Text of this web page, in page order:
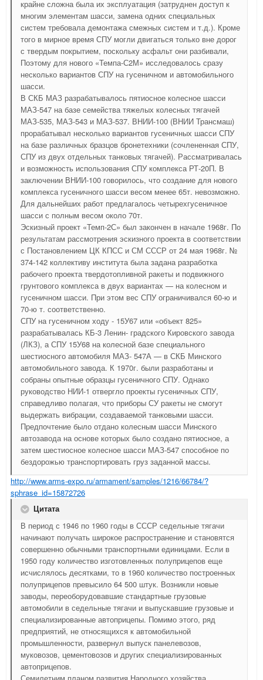
крайне сложна была их эксплуатация (затруднен доступ к
многим элементам шасси, замена одних специальных
систем требовала демонтажа смежных систем и т.д.). Кроме
того в мирное время СПУ могли двигаться только вне дорог
с твердым покрытием, поскольку асфальт они разбивали,
Поэтому для нового «Темпа-С2М» исследовалось сразу
несколько вариантов СПУ на гусеничном и автомобильного
шасси.
В СКБ МАЗ разрабатывалось пятиосное колесное шасси
МАЗ-547 на базе семейства тяжелых колесных тягачей
МАЗ-535, МАЗ-543 и МАЗ-537. ВНИИ-100 (ВНИИ Трансмаш)
прорабатывал несколько вариантов гусеничных шасси СПУ
на базе различных бразцов бронетехники (сочлененная СПУ,
СПУ из двух отдельных танковых тягачей). Рассматривалась
и возможность использования СПУ комплекса РТ-20П. В
заключении ВНИИ-100 говорилось, что создание для нового
комплекса гусеничного шасси весом менее 65т. невозможно.
Для дальнейших работ предлагалось четырехгусеничное
шасси с полным весом около 70т.
Эскизный проект «Темп-2С» был закончен в начале 1968г. По
результатам рассмотрения эскизного проекта в соответствии
с Постановлением ЦК КПСС и СМ СССР от 24 мая 1968г. №
374-142 коллективу института была задана разработка
рабочего проекта твердотопливной ракеты и подвижного
грунтового комплекса в двух вариантах — на колесном и
гусеничном шасси. При этом вес СПУ ограничивался 60-ю и
70-ю т. соответственно.
СПУ на гусеничном ходу - 15У67 или «объект 825»
разрабатывалась КБ-3 Ленин- градского Кировского завода
(ЛКЗ), а СПУ 15У68 на колесной базе специального
шестиосного автомобиля МАЗ- 547А — в СКБ Минского
автомобильного завода. К 1970г. были разработаны и
собраны опытные образцы гусеничного СПУ. Однако
руководство НИИ-1 отвергло проекты гусеничных СПУ,
справедливо полагая, что приборы СУ ракеты не смогут
выдержать вибрации, создаваемой танковыми шасси.
Предпочтение было отдано колесным шасси Минского
автозавода на основе которых было создано пятиосное, а
затем шестиосное колесное шасси МАЗ-547 способное по
бездорожью транспортировать груз заданной массы.
http://www.arms-expo.ru/armament/samples/1216/66784/?
sphrase_id=15872726
Цитата
В период с 1946 по 1960 годы в СССР седельные тягачи
начинают получать широкое распространение и становятся
совершенно обычными транспортными единицами. Если в
1950 году количество изготовленных полуприцепов еще
исчислялось десятками, то в 1960 количество построенных
полуприцепов превысило 64 500 штук. Возникли новые
заводы, переоборудовавшие стандартные грузовые
автомобили в седельные тягачи и выпускавшие грузовые и
специализированные автоприцепы. Помимо этого, ряд
предприятий, не относящихся к автомобильной
промышленности, развернул выпуск панелевозов,
муковозов, цементовозов и других специализированных
автоприцепов.